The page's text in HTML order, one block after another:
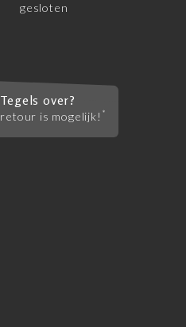
gesloten
Tegels over?
retour is mogelijk! *